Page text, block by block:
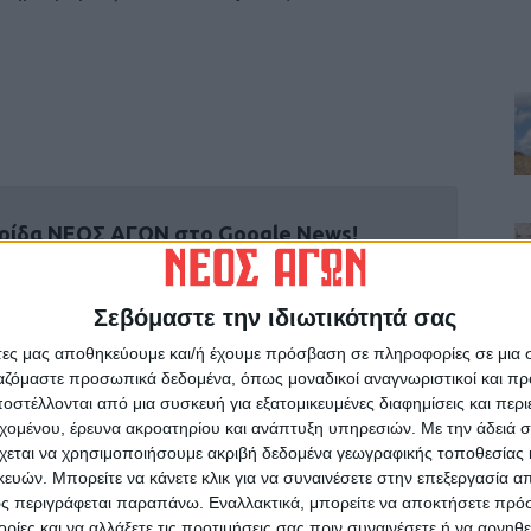
Σεβόμαστε την ιδιωτικότητά σας
μας αποθηκεύουμε και/ή έχουμε πρόσβαση σε πληροφορίες σε
προσωπικά δεδομένα, όπως μοναδικοί αναγνωριστικοί και
από μια συσκευή για εξατομικευμένες διαφημίσεις και
έρευνα ακροατηρίου και ανάπτυξη υπηρεσιών. Με την άδειά
να χρησιμοποιήσουμε ακριβή δεδομένα γεωγραφικής τοποθεσίας
Μπορείτε να κάνετε κλικ για να συναινέσετε στην επεξεργασία
περιγράφεται παραπάνω. Εναλλακτικά, μπορείτε να αποκτήσετε
και να αλλάξετε τις προτιμήσεις σας πριν συναινέσετε ή να
ΝΕΟΣ ΑΓΩΝ στο Google News!
της Καρδίτσας και ευρύτερα της Θεσσαλίας
ΕΠΟΜΕΝΟ ΑΡΘΡΟ
Έβαλε μόνη της το «πιστόλι» στον κρόταφο
και πάτησε τη σκανδάλη!